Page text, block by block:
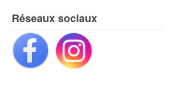
Réseaux sociaux